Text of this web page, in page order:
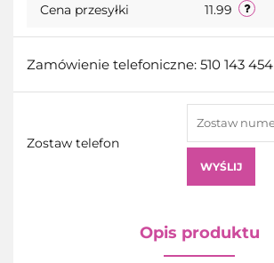
Cena przesyłki 11.99
Zamówienie telefoniczne: 510 143 454
Zostaw telefon
WYŚLIJ
Opis produktu